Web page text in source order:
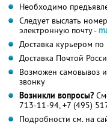
Необходимо
Следует выслать
электронную почту -
Доставка курьером
Доставка Почтой
Возможен самовывоз
звонку
Возникли вопросы?
713-11-94, +7 (495)
Подробности см. на